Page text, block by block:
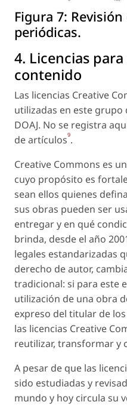
Figura 7:
periódicas.
4. Licencias
contenido
Las licencias Creative
utilizadas en este grupo
DOAJ. No se registra
de artículos9.
Creative Commons es
cuyo propósito es
sean ellos quienes
sus obras pueden ser
entregar y en qué
brinda, desde el año
legales estandarizadas
derecho de autor,
tradicional: si para este
utilización de una obra
expreso del titular de
las licencias Creative
reutilizar, transformar y
A pesar de que las
sido estudiadas y
mundo y hoy circula su